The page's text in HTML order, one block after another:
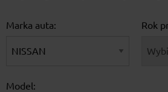
Marka auta: Rok
Model: